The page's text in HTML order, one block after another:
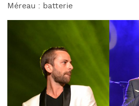
Méreau : batterie